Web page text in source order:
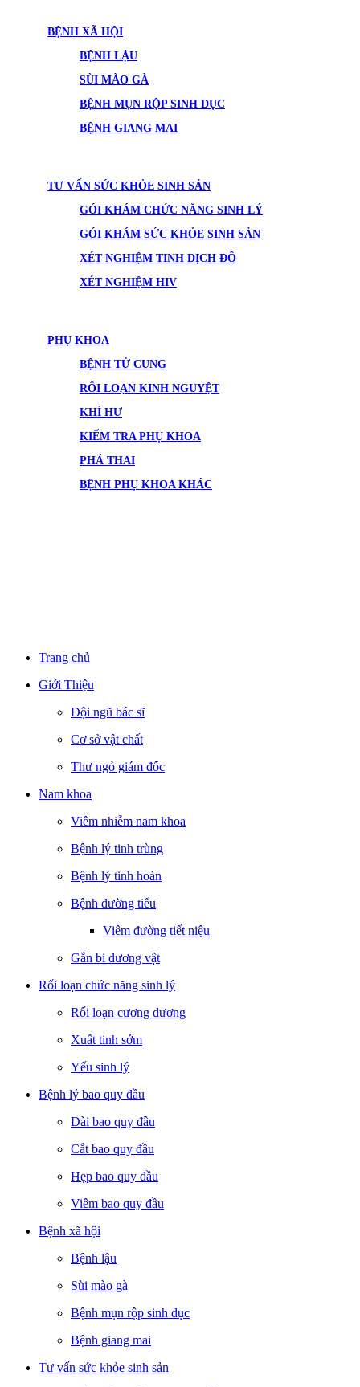
BỆNH XÃ HỘI
BỆNH LẬU
SÙI MÀO GÀ
BỆNH MỤN RỘP SINH DỤC
BỆNH GIANG MAI
TƯ VẤN SỨC KHỎE SINH SẢN
GÓI KHÁM CHỨC NĂNG SINH LÝ
GÓI KHÁM SỨC KHỎE SINH SẢN
XÉT NGHIỆM TINH DỊCH ĐỒ
XÉT NGHIỆM HIV
PHỤ KHOA
BỆNH TỬ CUNG
RỐI LOẠN KINH NGUYỆT
KHÍ HƯ
KIỂM TRA PHỤ KHOA
PHÁ THAI
BỆNH PHỤ KHOA KHÁC
Trang chủ
Giới Thiệu
Đội ngũ bác sĩ
Cơ sở vật chất
Thư ngỏ giám đốc
Nam khoa
Viêm nhiễm nam khoa
Bệnh lý tinh trùng
Bệnh lý tinh hoàn
Bệnh đường tiểu
Viêm đường tiết niệu
Gắn bi dương vật
Rối loạn chức năng sinh lý
Rối loạn cương dương
Xuất tinh sớm
Yếu sinh lý
Bệnh lý bao quy đầu
Dài bao quy đầu
Cắt bao quy đầu
Hẹp bao quy đầu
Viêm bao quy đầu
Bệnh xã hội
Bệnh lậu
Sùi mào gà
Bệnh mụn rộp sinh dục
Bệnh giang mai
Tư vấn sức khỏe sinh sản